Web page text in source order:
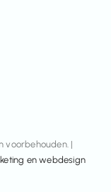
voorbehouden. |
en webdesign